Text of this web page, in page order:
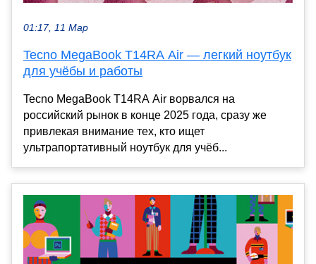
01:17, 11 Мар
Tecno MegaBook T14RA Air — легкий ноутбук
для учёбы и работы
Tecno MegaBook T14RA Air ворвался на
российский рынок в конце 2025 года, сразу же
привлекая внимание тех, кто ищет
ультрапортативный ноутбук для учёб...